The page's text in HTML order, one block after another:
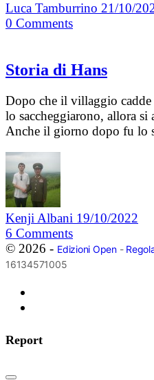
Luca Tamburrino 21/10/
0 Comments
Storia di Hans
Dopo che il villaggio
lo saccheggiarono, allora si
Anche il giorno dopo fu lo
Kenji Albani 19/10/2022
6 Comments
© 2026 - Edizioni Open-
16134571005
Report